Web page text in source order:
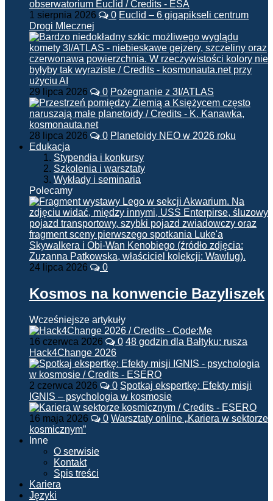
1 sierpnia 2026 0 Euclid – 6 gigapikseli centrum
Drogi Mlecznej
29 lipca 2026 0 Pożegnanie z 3I/ATLAS
28 lipca 2026 0 Planetoidy NEO w 2026 roku
Edukacja
Stypendia i konkursy
Szkolenia i warsztaty
Wykłady i seminaria
Polecamy
24 lipca 2026 0
Kosmos na konwencie Bazyliszek
Wcześniejsze artykuły
16 czerwca 2026 0 48 godzin dla Bałtyku: rusza
Hack4Change 2026
2 czerwca 2026 0 Spotkaj ekspertkę: Efekty misji
IGNIS – psychologia w kosmosie
16 maja 2026 0 Warsztaty online „Kariera w sektorze
kosmicznym”
Inne
O serwisie
Kontakt
Spis treści
Kariera
Języki